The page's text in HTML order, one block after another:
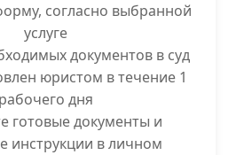
согласно выбранной
услуге
документов в суд
юристом в течение 1
рабочего дня
готовые документы и
инструкции в личном